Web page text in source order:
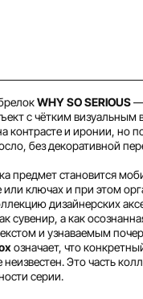
WHY SO SERIOUS—
с чётким визуальным
контрасте и иронии, но
без декоративной
предмет становится
или ключах и при этом
дизайнерских
сувенир, а как
и узнаваемым
означает, что
неизвестен. Это часть
серии.
сегодня 25%
банка,
раз в две
Через
2 недели
25%
Через
4 недели
25%